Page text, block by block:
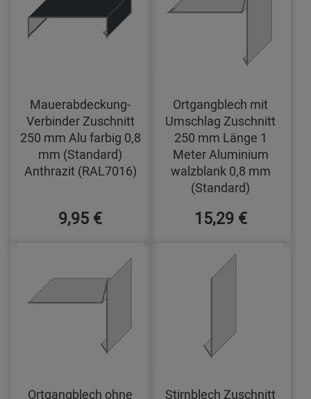
Mauerabdeckung-
Verbinder Zuschnitt
250 mm Alu farbig 0,8
mm (Standard)
Anthrazit (RAL7016)
9,95 €
Ortgangblech mit
Umschlag Zuschnitt
250 mm Länge 1
Meter Aluminium
walzblank 0,8 mm
(Standard)
15,29 €
Ortgangblech ohne Stirnblech Zuschnitt